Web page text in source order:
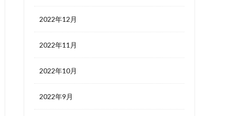
2022年12月
2022年11月
2022年10月
2022年9月